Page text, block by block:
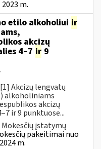
m.
etilo alkoholiui ir
akcizų
4–7 ir 9
Akcizų lengvatų
alkoholiniams
akcizų
ir 9 punktuose...
Mokesčių įstatymų
pakeitimai nuo
m.